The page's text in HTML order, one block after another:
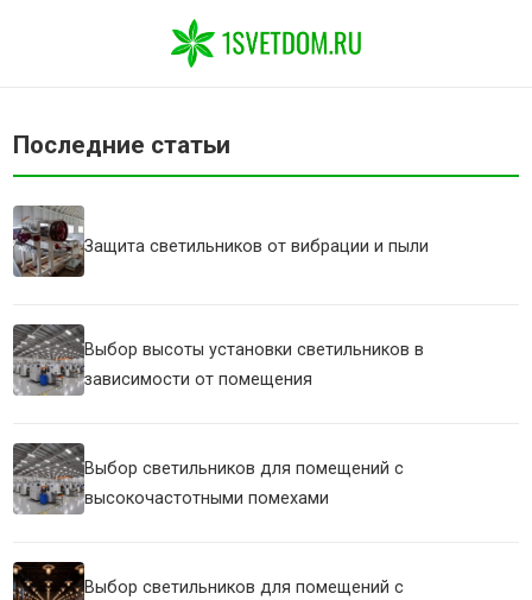
Последние статьи
Защита светильников от вибрации и пыли
Выбор высоты установки светильников в
зависимости от помещения
Выбор светильников для помещений с
высокочастотными помехами
Выбор светильников для помещений с